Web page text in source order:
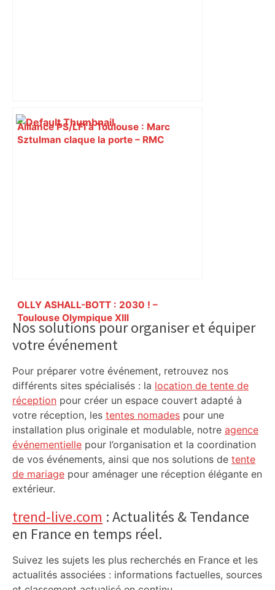
Alliance PS/LFI à Toulouse : Marc
Sztulman claque la porte – RMC
OLLY ASHALL-BOTT : 2030 ! –
Toulouse Olympique XIII
Primary
Sidebar
Nos solutions pour organiser et équiper
votre événement
Pour préparer votre événement, retrouvez nos
différents sites spécialisés : la location de tente de
réception pour créer un espace couvert adapté à
votre réception, les tentes nomades pour une
installation plus originale et modulable, notre agence
événementielle pour l’organisation et la coordination
de vos événements, ainsi que nos solutions de tente
de mariage pour aménager une réception élégante en
extérieur.
trend-live.com : Actualités & Tendance
en France en temps réel.
Suivez les sujets les plus recherchés en France et les
actualités associées : informations factuelles, sources